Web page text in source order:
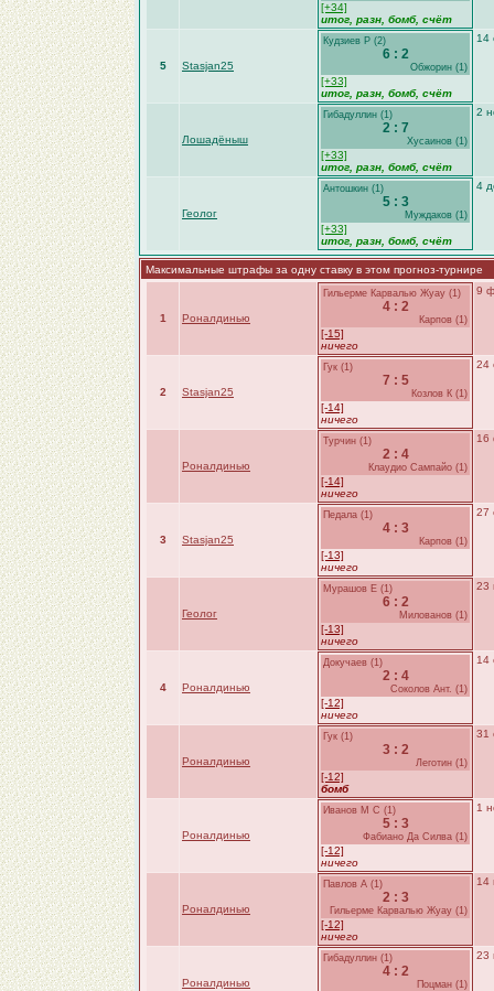
[+34]
итог, разн, бомб, счёт
5 Stasjan25
Кудзиев Р (2)
6 : 2
Обжорин (1)
[+33]
итог, разн, бомб, счёт
14
Лошадёныш
Гибадуллин (1)
2 : 7
Хусаинов (1)
[+33]
итог, разн, бомб, счёт
2
Геолог
Антошкин (1)
5 : 3
Муждаков (1)
[+33]
итог, разн, бомб, счёт
4
Максимальные штрафы за одну ставку в этом прогноз-турнире
1 Роналдинью
Гильерме Карвалью Жуау (1)
4 : 2
Карпов (1)
[-15]
ничего
9
2 Stasjan25
Гук (1)
7 : 5
Козлов К (1)
[-14]
ничего
24
Роналдинью
Турчин (1)
2 : 4
Клаудио Сампайо (1)
[-14]
ничего
16
3 Stasjan25
Педала (1)
4 : 3
Карпов (1)
[-13]
ничего
27
Геолог
Мурашов Е (1)
6 : 2
Милованов (1)
[-13]
ничего
23
4 Роналдинью
Докучаев (1)
2 : 4
Соколов Ант. (1)
[-12]
ничего
14
Роналдинью
Гук (1)
3 : 2
Леготин (1)
[-12]
бомб
31
Роналдинью
Иванов М С (1)
5 : 3
Фабиано Да Силва (1)
[-12]
ничего
1
Роналдинью
Павлов А (1)
2 : 3
Гильерме Карвалью Жуау (1)
[-12]
ничего
14
Роналдинью
Гибадуллин (1)
4 : 2
Поцман (1)
23